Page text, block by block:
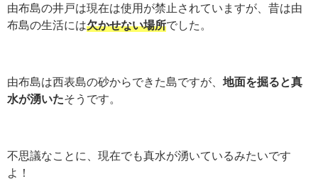
由布島の井戸は現在は使用が禁止されていますが、昔は由
布島の生活には欠かせない場所でした。
由布島は西表島の砂からできた島ですが、 地面を掘ると真
水が湧いたそうです。
不思議なことに、現在でも真水が湧いているみたいです
よ！